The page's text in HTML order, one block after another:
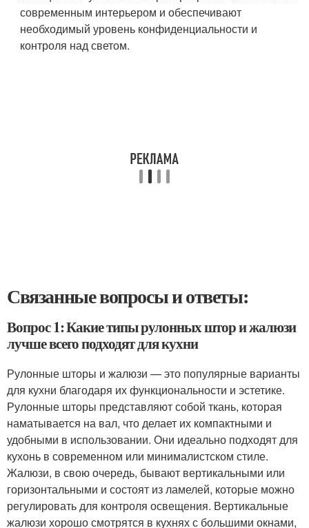
современным интерьером и обеспечивают
необходимый уровень конфиденциальности и
контроля над светом.
Связанные вопросы и ответы:
Вопрос 1: Какие типы рулонных штор и жалюзи
лучше всего подходят для кухни
Рулонные шторы и жалюзи — это популярные варианты
для кухни благодаря их функциональности и эстетике.
Рулонные шторы представляют собой ткань, которая
наматывается на вал, что делает их компактными и
удобными в использовании. Они идеально подходят для
кухонь в современном или минималистском стиле.
Жалюзи, в свою очередь, бывают вертикальными или
горизонтальными и состоят из ламелей, которые можно
регулировать для контроля освещения. Вертикальные
жалюзи хорошо смотрятся в кухнях с большими окнами,